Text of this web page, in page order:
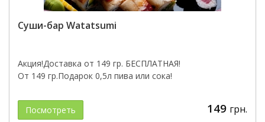
Суши-бар Watatsumi
Акция!Доставка от 149 гр. БЕСПЛАТНАЯ!
От 149 гр.Подарок 0,5л пива или сока!
Посмотреть 149 грн.